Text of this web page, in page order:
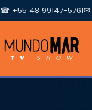
☎ +55 48 99147-5761✉